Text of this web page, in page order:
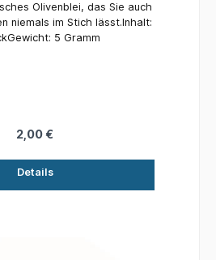
niemals im Stich lässt.Inhalt:
5 Gramm
2,00 €
Details